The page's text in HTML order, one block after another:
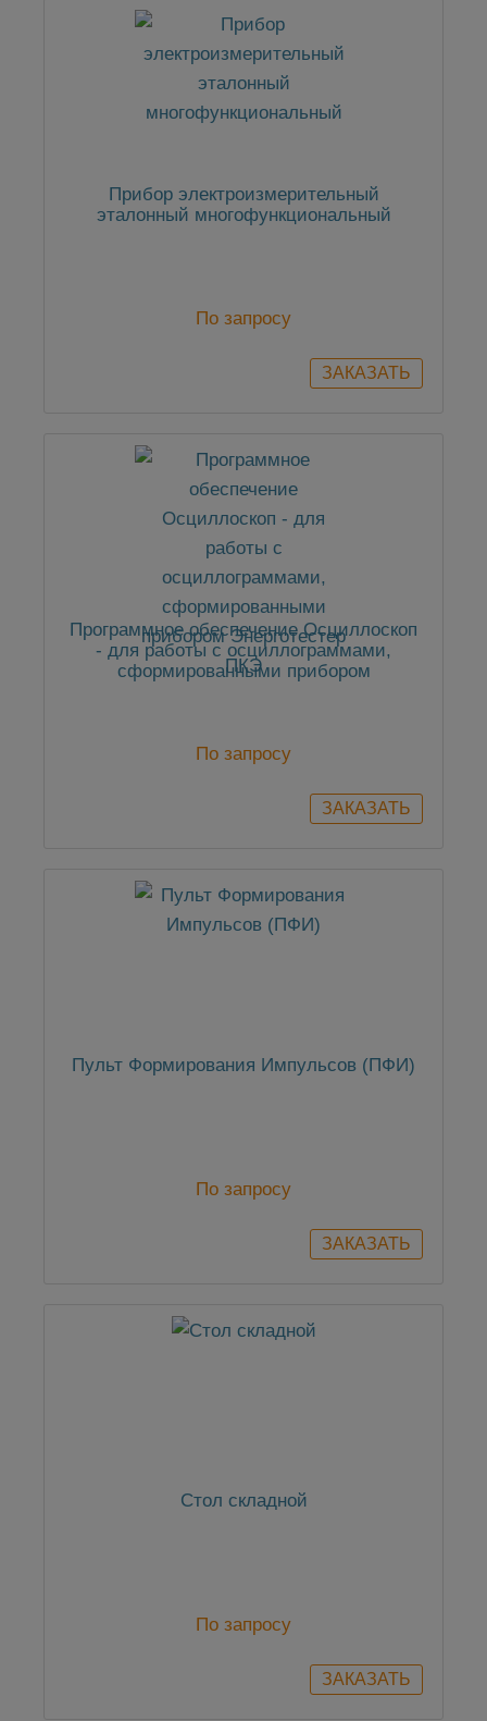
Прибор электроизмерительный
эталонный многофункциональный
По запросу
Программное обеспечение Осциллоскоп
- для работы с осциллограммами,
сформированными прибором
По запросу
Пульт Формирования Импульсов (ПФИ)
По запросу
Стол складной
По запросу